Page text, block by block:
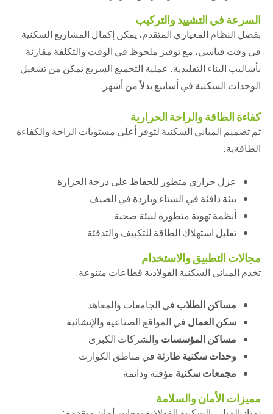
السرعة في التشييد والتركيب
بفضل النظام المعياري المتقدم، يمكن إكمال المشاريع السكنية
في وقت قياسي، مع توفير ملحوظ في الوقت والتكلفة مقارنة
بأساليب البناء التقليدية. عملية التجميع السريع تمكن من تشغيل
الوحدات السكنية في أسابيع بدلاً من أشهر.
كفاءة الطاقة والراحة الحرارية
تم تصميم المباني السكنية لتوفر أعلى مستويات الراحة والكفاءة
الطاقةية:
عزل حراري متطور للحفاظ على درجة الحرارة
بيئة دافئة في الشتاء وباردة في الصيف
أنظمة تهوية متطورة لبيئة صحية
تقليل استهلاك الطاقة للتكييف والتدفئة
مجالات التطبيق والاستخدام
تخدم المباني السكنية الفولاذية قطاعات متنوعة:
مساكن الطلاب في الجامعات والمعاهد
سكن العمال في المواقع الصناعية والإنشائية
مساكن المؤسسات والشركات الكبرى
وحدات سكنية طارئة في مناطق الكوارث
مجمعات سكنية مؤقتة ودائمة
مميزات الأمان والسلامة